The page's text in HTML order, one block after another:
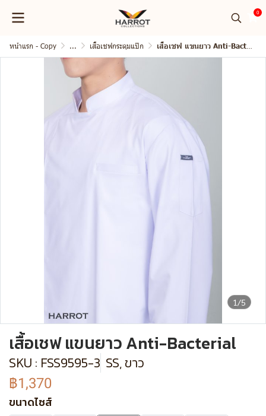
0
หน้าแรก - Copy ... เสื้อเชฟกระดุมแป๊ก เสื้อเชฟ แขนยาว Anti-Bacterial
1/5
เสื้อเชฟ แขนยาว Anti-Bacterial
SKU : FSS9595-3 SS, ขาว
฿1,370
ขนาดไซส์